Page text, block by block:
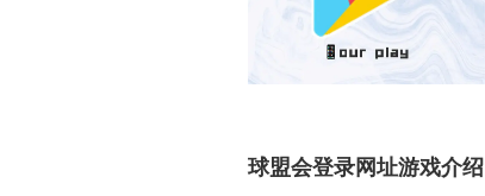
球盟会登录网址游戏介绍